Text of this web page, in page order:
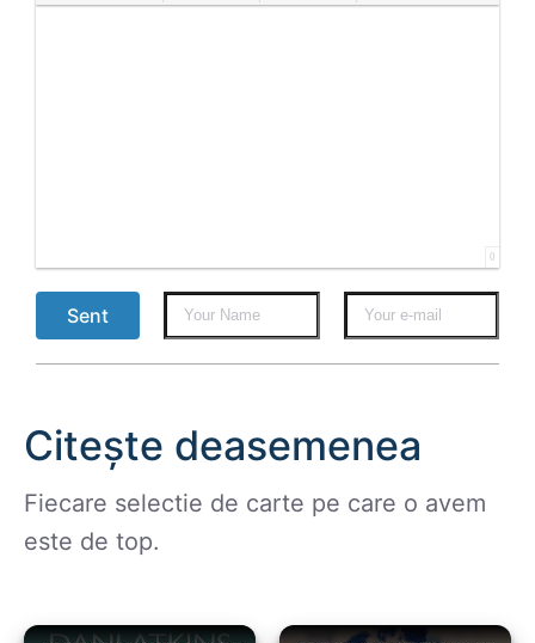
Bold Italic UnderlineStrikethrough
AlignOrdered List
Unordered List
Insert LinkInsert protected link
EmoticonsInsert hidden text
Insert Quote
Insert spoiler
0
Sent
Citește deasemenea
Fiecare selectie de carte pe care o avem
este de top.